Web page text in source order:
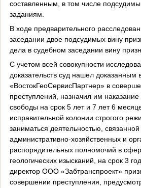
составленным, в том числе
заданиям.
В ходе предварительного
заседании двое подсудимых вину
дела в судебном заседании вину
С учетом всей совокупности
доказательств суд нашел
«ВостокГеоСервисПартнер» в
преступлений, назначил им
свободы на срок 5 лет и 7 лет 6
исправительной колонии строгого
заниматься деятельностью,
административно-хозяйственных и
распорядительных полномочий в
геологических изысканий, на срок 3
директор ООО «Забтранспроект»
совершении преступления,